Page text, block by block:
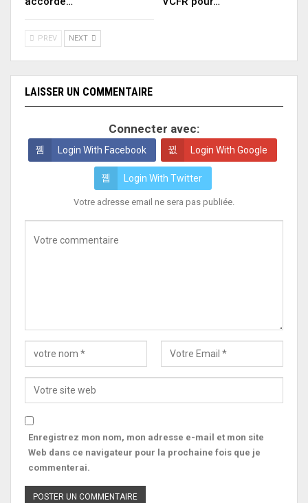
PREV NEXT
LAISSER UN COMMENTAIRE
Connecter avec:
Login With Facebook Login With Google
Login With Twitter
Votre adresse email ne sera pas publiée.
Enregistrez mon nom, mon adresse e-mail et mon site
Web dans ce navigateur pour la prochaine fois que je
commenterai.